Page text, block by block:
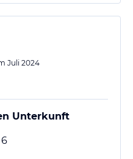
Juli 2024
Unterkunft